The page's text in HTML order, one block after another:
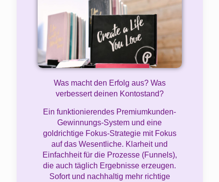
Was macht den Erfolg aus? Was
verbessert deinen Kontostand?
Ein funktionierendes Premiumkunden-
Gewinnungs-System und eine
goldrichtige Fokus-Strategie mit Fokus
auf das Wesentliche. Klarheit und
Einfachheit für die Prozesse (Funnels),
die auch täglich Ergebnisse erzeugen.
Sofort und nachhaltig mehr richtige